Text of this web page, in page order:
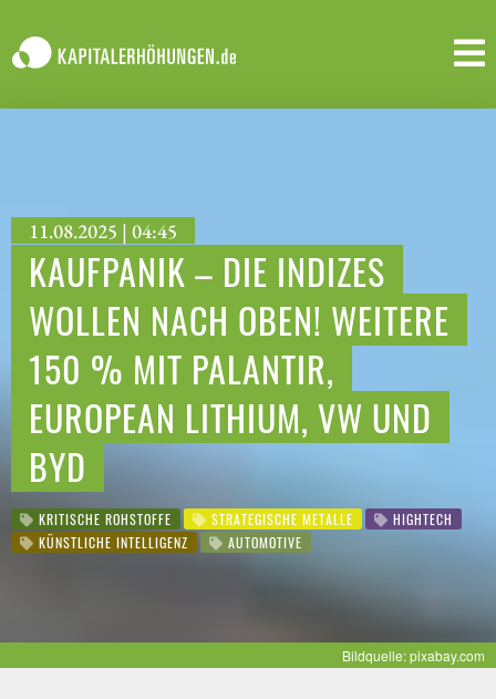
11.08.2025 | 04:45
KAUFPANIK – DIE INDIZES
WOLLEN NACH OBEN! WEITERE
150 % MIT PALANTIR,
EUROPEAN LITHIUM, VW UND
BYD
KRITISCHE ROHSTOFFE STRATEGISCHE METALLE
HIGHTECH
KÜNSTLICHE INTELLIGENZ
AUTOMOTIVE
Bildquelle: pixabay.com